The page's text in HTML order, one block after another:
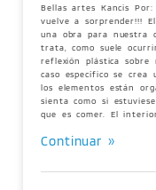
Bellas artes Kancis Por:
vuelve a sorprender!!!
una obra para nuestra
trata, como suele
reflexión plástica sobre
caso específico se
los elementos están
sienta como si
que es comer. El
Continuar »